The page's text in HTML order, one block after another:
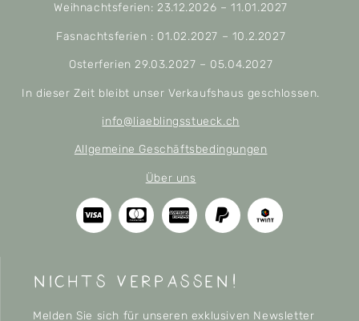
Weihnachtsferien: 23.12.2026 – 11.01.2027
Fasnachtsferien : 01.02.2027 – 10.2.2027
Osterferien 29.03.2027 – 05.04.2027
In dieser Zeit bleibt unser Verkaufshaus geschlossen.
info@liaeblingsstueck.ch
Allgemeine Geschäftsbedingungen
Über uns
nichts verpassen!
Melden Sie sich für unseren exklusiven Newsletter